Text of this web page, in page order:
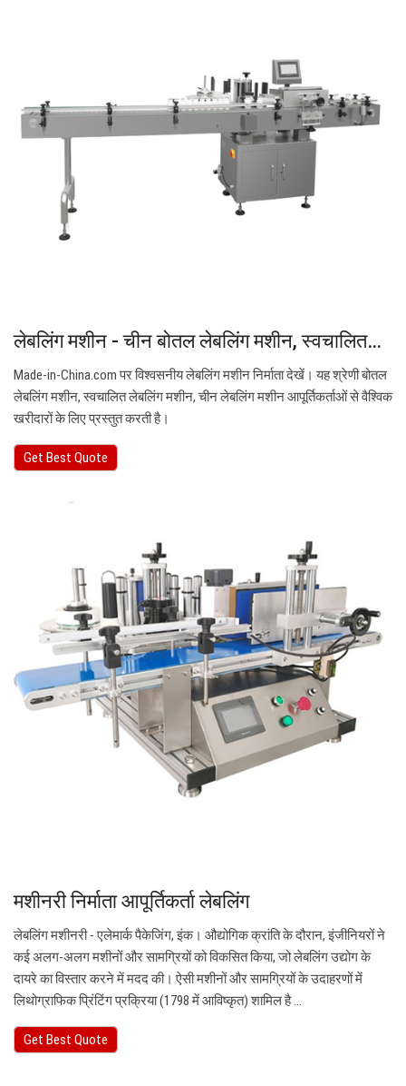
लेबलिंग मशीन - चीन बोतल लेबलिंग मशीन, स्वचालित…
Made-in-China.com पर विश्वसनीय लेबलिंग मशीन निर्माता देखें। यह श्रेणी बोतल
लेबलिंग मशीन, स्वचालित लेबलिंग मशीन, चीन लेबलिंग मशीन आपूर्तिकर्ताओं से वैश्विक
खरीदारों के लिए प्रस्तुत करती है।
Get Best Quote
मशीनरी निर्माता आपूर्तिकर्ता लेबलिंग
लेबलिंग मशीनरी - एलेमार्क पैकेजिंग, इंक। औद्योगिक क्रांति के दौरान, इंजीनियरों ने
कई अलग-अलग मशीनों और सामग्रियों को विकसित किया, जो लेबलिंग उद्योग के
दायरे का विस्तार करने में मदद की। ऐसी मशीनों और सामग्रियों के उदाहरणों में
लिथोग्राफिक प्रिंटिंग प्रक्रिया (1798 में आविष्कृत) शामिल है ...
Get Best Quote